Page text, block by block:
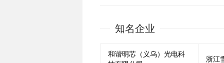
知名企业
和谐明芯（义乌）光电科
浙江